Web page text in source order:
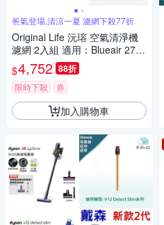
爸氣登場,清涼一夏 濾網下殺77折
Original Life 沅瑢 空氣清淨機
濾網 2入組 適用：Blueair 270
E/ Slim 270E SK110PAW/280i
$4,752 88折
限時下殺 券
加入購物車